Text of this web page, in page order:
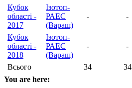
Кубок
області -
2017
Ізотоп-
РАЕС
(Вараш)
- -
Кубок
області -
2018
Ізотоп-
РАЕС
(Вараш)
- -
Всього 34 34
You are here: